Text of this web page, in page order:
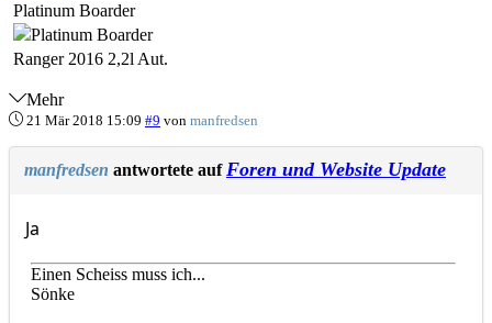
Platinum Boarder
Ranger 2016 2,2l Aut.
Mehr
21 Mär 2018 15:09 #9 von manfredsen
manfredsen antwortete aufForen und Website Update
Ja
Einen Scheiss muss ich...
Sönke